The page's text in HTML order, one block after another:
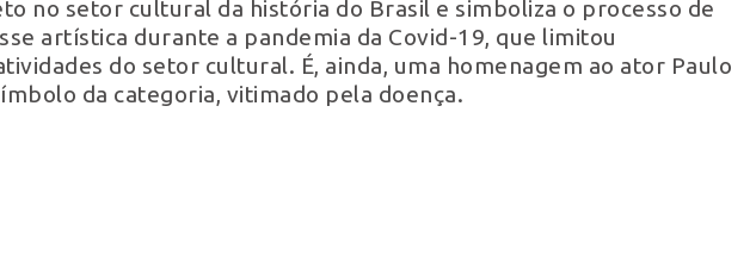
no setor cultural da história do Brasil e simboliza o processo de
artística durante a pandemia da Covid-19, que limitou
do setor cultural. É, ainda, uma homenagem ao ator Paulo
da categoria, vitimado pela doença.